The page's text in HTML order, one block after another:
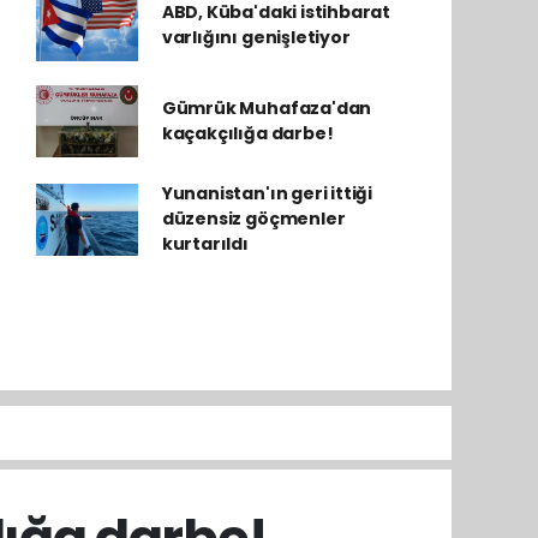
ABD, Küba'daki istihbarat
varlığını genişletiyor
Gümrük Muhafaza'dan
kaçakçılığa darbe!
Yunanistan'ın geri ittiği
düzensiz göçmenler
kurtarıldı